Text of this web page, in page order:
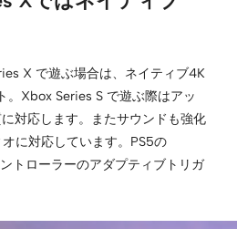
X で遊ぶ場合は、ネイティブ4K
Xbox Series S で遊ぶ際はアッ
対応します。またサウンドも強化
に対応しています。PS5の
トローラーのアダプティブトリガ